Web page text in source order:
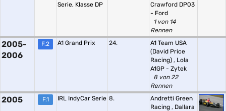
Serie, Klasse DP
Crawford DP03
- Ford
1 von 14
Rennen
2005-
2006
F.2 A1 Grand Prix 24.
A1 Team USA
(David Price
Racing) , Lola
A1GP - Zytek
8 von 22
Rennen
2005 F.1 IRL IndyCar Serie 8.
Andretti Green
Racing , Dallara